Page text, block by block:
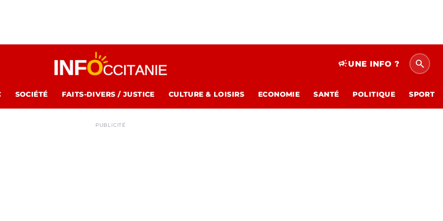
campaignUNE INFO ? search
SOCIÉTÉ FAITS-DIVERS / JUSTICE CULTURE & LOISIRS ECONOMIE SANTÉ POLITIQUE SPORT
PUBLICITÉ